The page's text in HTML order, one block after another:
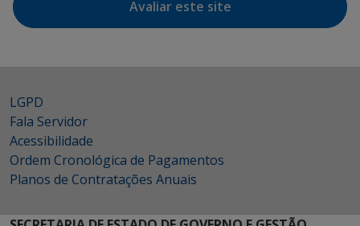
Avaliar este site
LGPD
Fala Servidor
Acessibilidade
Ordem Cronológica de Pagamentos
Planos de Contratações Anuais